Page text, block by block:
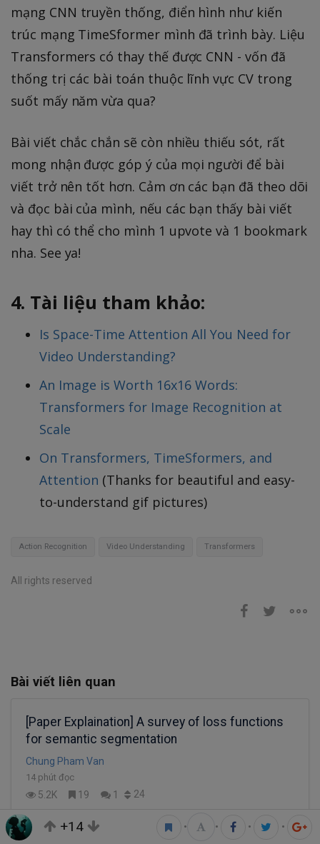
mạng CNN truyền thống, điển hình như kiến
trúc mạng TimeSformer mình đã trình bày. Liệu
Transformers có thay thế được CNN - vốn đã
thống trị các bài toán thuộc lĩnh vực CV trong
suốt mấy năm vừa qua?
Bài viết chắc chắn sẽ còn nhiều thiếu sót, rất
mong nhận được góp ý của mọi người để bài
viết trở nên tốt hơn. Cảm ơn các bạn đã theo dõi
và đọc bài của mình, nếu các bạn thấy bài viết
hay thì có thể cho mình 1 upvote và 1 bookmark
nha. See ya!
4. Tài liệu tham khảo:
Is Space-Time Attention All You Need for
Video Understanding?
An Image is Worth 16x16 Words:
Transformers for Image Recognition at
Scale
On Transformers, TimeSformers, and
Attention (Thanks for beautiful and easy-
to-understand gif pictures)
Action Recognition Video Understanding Transformers
All rights reserved
Bài viết liên quan
[Paper Explaination] A survey of loss functions
for semantic segmentation
Chung Pham Van
14 phút đọc
5.2K 19 1 24
+14 • • • •